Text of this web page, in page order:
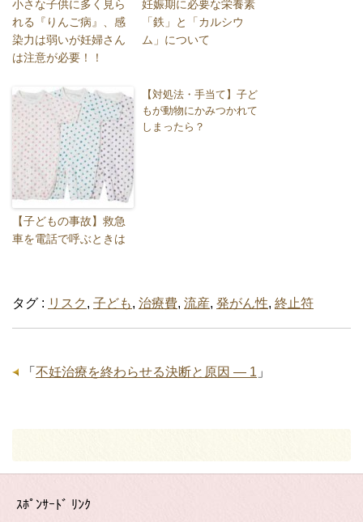
小さな子供に多く見ら
れる『りんご病』、感
染力は弱いが妊婦さん
は注意が必要！！
妊娠期に必要な栄養素
「鉄」と「カルシウ
ム」について
【子どもの事故】救急
車を電話で呼ぶときは
【対処法・手当て】子ど
もが動物にかみつかれて
しまったら？
タグ : リスク , 子ども, 治療費, 流産, 発がん性, 終止符
「 不妊治療を終わらせる決断と原因 ― 1 」
ｽﾎﾟﾝｻｰﾄﾞ ﾘﾝｸ